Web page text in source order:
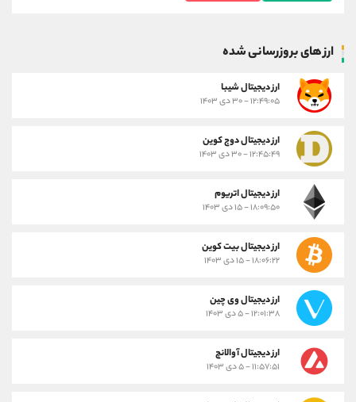
ارز های بروزرسانی شده
ارز ديجيتال شیبا
۱۲:۴۹:۰۵ - ۳۰ دی ۱۴۰۳
ارز دیجیتال دوج کوین
۱۲:۴۵:۴۹ - ۳۰ دی ۱۴۰۳
ارز دیجیتال اتریوم
۱۸:۰۹:۵۰ - ۱۵ دی ۱۴۰۳
ارز دیجیتال بیت کوین
۱۸:۰۶:۲۲ - ۱۵ دی ۱۴۰۳
ارز دیجیتال وی چین
۱۲:۰۱:۳۸ - ۵ دی ۱۴۰۳
ارز دیجیتال آوالانچ
۱۱:۵۷:۵۱ - ۵ دی ۱۴۰۳